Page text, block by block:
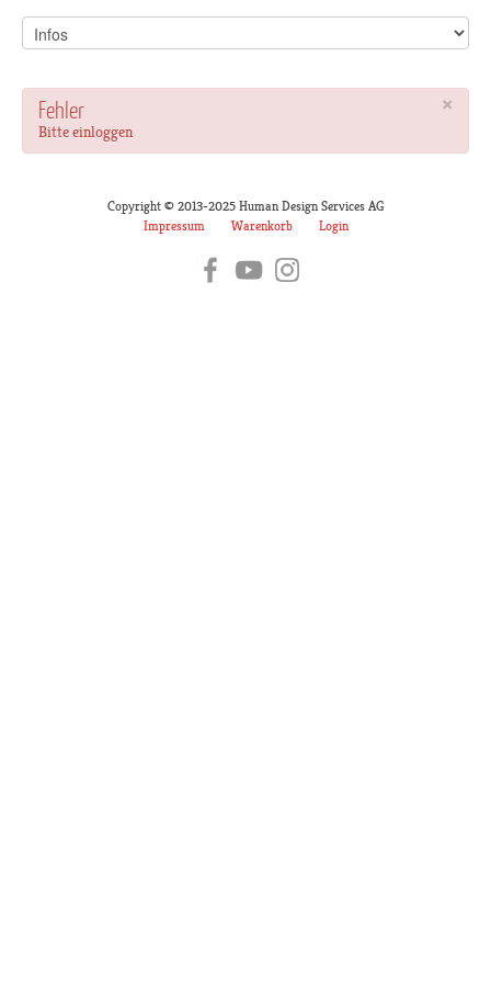
×
Fehler
Bitte einloggen
Copyright © 2013-2025 Human Design Services AG
Impressum
Warenkorb Login